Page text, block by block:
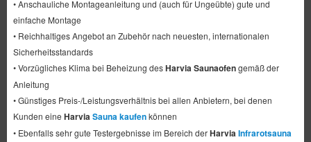
• Anschauliche Montageanleitung und (auch für Ungeübte) gute und
einfache Montage
• Reichhaltiges Angebot an Zubehör nach neuesten, internationalen
Sicherheitsstandards
• Vorzügliches Klima bei Beheizung desHarvia Saunaofengemäß der
Anleitung
• Günstiges Preis-/Leistungsverhältnis bei allen Anbietern, bei denen
Kunden eine HarviaSauna kaufenkönnen
• Ebenfalls sehr gute Testergebnisse im Bereich derHarviaInfrarotsauna